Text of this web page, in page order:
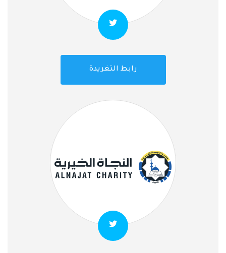
رابط التغريدة